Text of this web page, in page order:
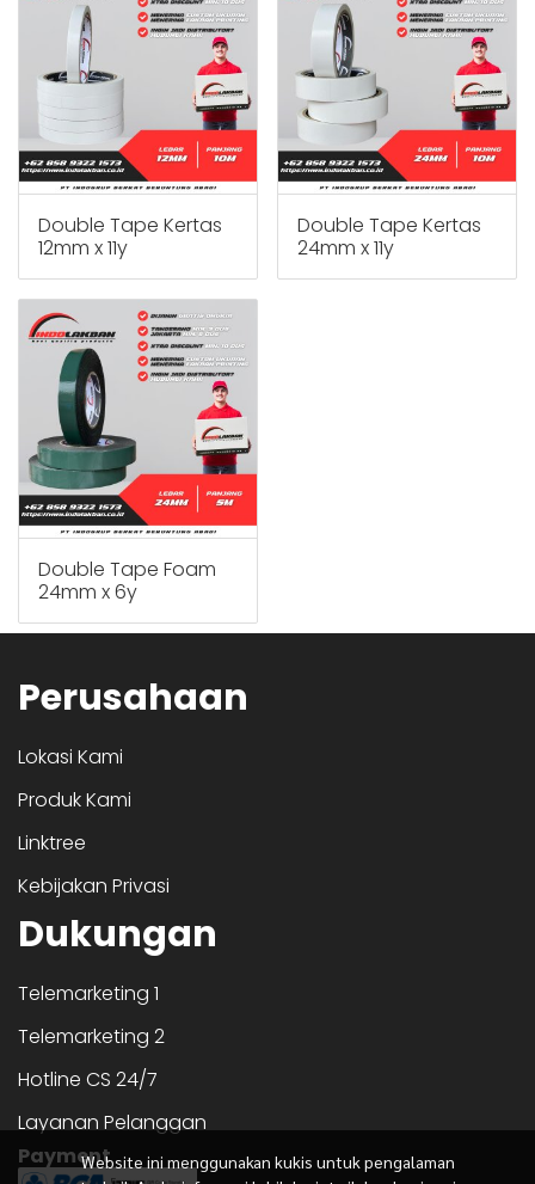
Double Tape Kertas
12mm x 11y
Double Tape Kertas
24mm x 11y
Double Tape Foam
24mm x 6y
Website ini menggunakan kukis untuk pengalaman
Perusahaan
Lokasi Kami
Produk Kami
Linktree
Kebijakan Privasi
Dukungan
Telemarketing 1
Telemarketing 2
Hotline CS 24/7
Layanan Pelanggan
Payment